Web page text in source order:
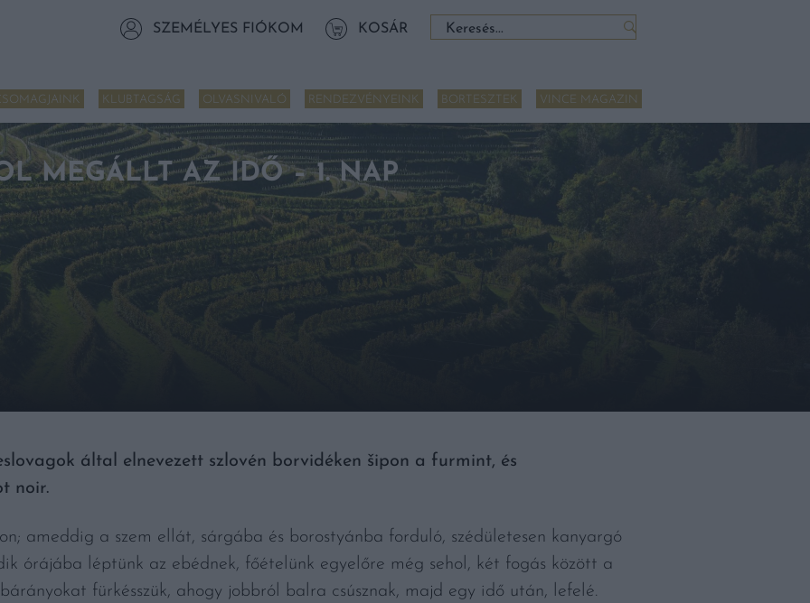
SZEMÉLYES FIÓKOM KOSÁR Keresés:
KLUBTAGSÁG OLVASNIVALÓ RENDEZVÉNYEINK BORTESZTEK VINCE MAGAZIN
MEGÁLLT AZ IDŐ – 1. NAP
által elnevezett szlovén borvidéken šipon a furmint, és
noir.
ameddig a szem ellát, sárgába és borostyánba forduló, szédületesen kanyargó
órájába léptünk az ebédnek, főételünk egyelőre még sehol, két fogás között a
fürkésszük, ahogy jobbról balra csúsznak, majd egy idő után, lefelé.